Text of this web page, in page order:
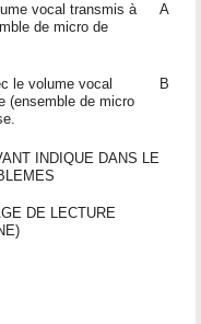
vocal transmis à
de micro de
A
le volume vocal
(ensemble de micro
B
INDIQUE DANS LE
DE LECTURE